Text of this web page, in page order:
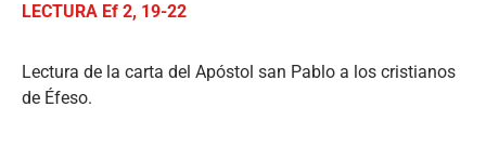
LECTURA Ef 2, 19-22
Lectura de la carta del Apóstol san Pablo a los cristianos
de Éfeso.